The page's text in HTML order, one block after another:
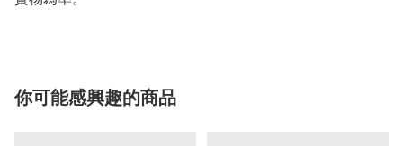
你可能感興趣的商品